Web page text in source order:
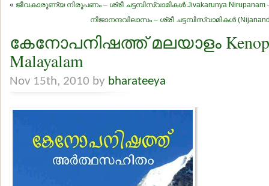
« ജീവകാരുണ്യ നിരൂപണം – ശ്രീ ചട്ടമ്പിസ്വാമികള്‍ Jivakarunya Nirupanam –
നിജാനന്ദവിലാസം – ശ്രീ ചട്ടമ്പിസ്വാമികള്‍
കേനോപനിഷത്ത് മലയാളം
Malayalam
Nov 15th, 2010 by bharateeya